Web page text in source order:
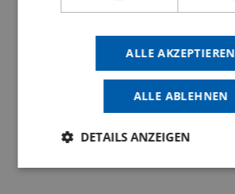
ALLE AKZEPTIEREN
ALLE ABLEHNEN
DETAILS ANZEIGEN